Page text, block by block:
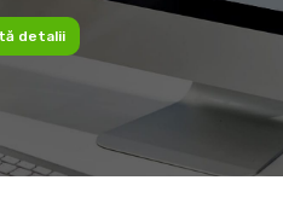
detalii